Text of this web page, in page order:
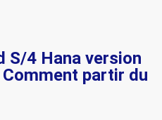
S/4 Hana version
partir du